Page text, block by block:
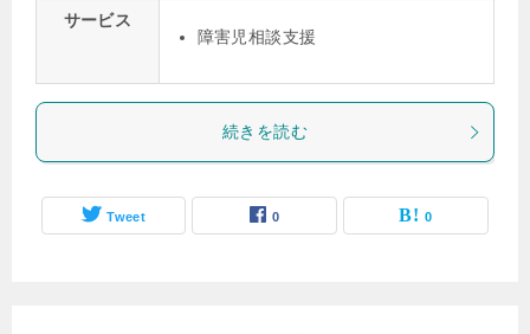
サービス
障害児相談支援
続きを読む
Tweet 0 0